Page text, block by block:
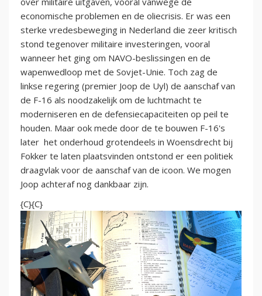
economische problemen en de oliecrisis. Er was een
sterke vredesbeweging in Nederland die zeer kritisch
stond tegenover militaire investeringen, vooral
wanneer het ging om NAVO-beslissingen en de
wapenwedloop met de Sovjet-Unie. Toch zag de
linkse regering (premier Joop de Uyl) de aanschaf van
de F-16 als noodzakelijk om de luchtmacht te
moderniseren en de defensiecapaciteiten op peil te
houden. Maar ook mede door de te bouwen F-16's
later het onderhoud grotendeels in Woensdrecht bij
Fokker te laten plaatsvinden ontstond er een politiek
draagvlak voor de aanschaf van de icoon. We mogen
Joop achteraf nog dankbaar zijn.
{C}{C}